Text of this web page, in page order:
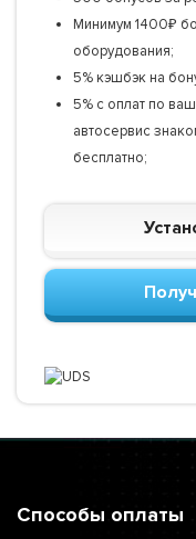
Минимум 1400₽
оборудования;
5% кэшбэк на
5% с оплат по
автосервис
бесплатно;
Способы оплаты